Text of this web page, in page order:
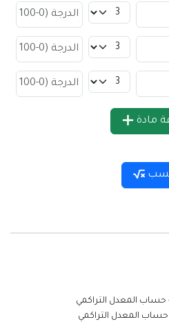
مادة
حساب المعدل التراكمي
حساب المعدل التراكمي